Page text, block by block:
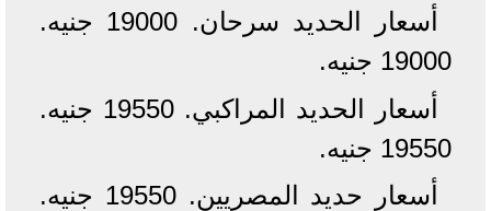
أسعار الحديد سرحان. 19000 جنيه.
19000 جنيه.
أسعار الحديد المراكبي. 19550 جنيه.
19550 جنيه.
أسعار حديد المصريين. 19550 جنيه.